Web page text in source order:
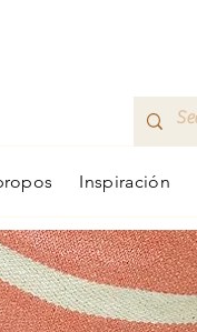
Inspiración